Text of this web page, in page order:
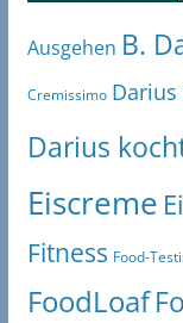
Ausgehen B.
Cremissimo Darius
Darius
Eiscreme
Fitness Food-
FoodLoaf